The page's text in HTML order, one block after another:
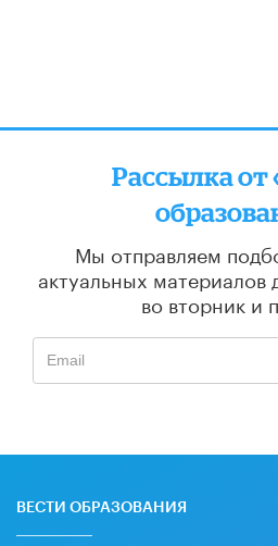
Рассылка от
Мы отправляем
актуальных материалов
во вторник и
ВЕСТИ ОБРАЗОВАНИЯ